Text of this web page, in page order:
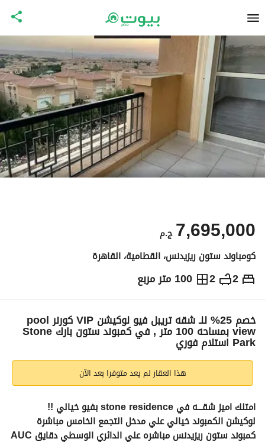
ج.م 7,695,000
كومباوند ستون ريزيدنس، القطامية، القاهرة
2
2 100 متر مربع ج.م7,695,000
التفاصيل الاتجاهات والمؤشرات رهن عقاريخصم 25% للـ شقه تريبل فيو لوكيشن VIP كورنر pool
view بمساحه 100 متر , في كمبوند ستون بارك Stone
Park استلام فوري
هذا العقار لم يعد متوفرا بعد الآن
امتلك اميز شقــــه في stone residence بفيو خيالي !!
لوكيشن الكمبوند خيالي علي مدخل التجمع الخامس مباشرة
كمبوند ستون ريزيدنس مباشره علي الدائري الوسطي دقايق AUC